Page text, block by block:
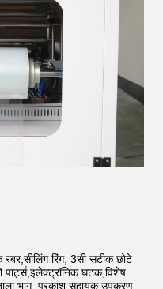
रबर,सीलिंग रिंग, 3सी सटीक छोटे
घटक,विशेष
भाग, प्रकाश सहायक उपकरण,